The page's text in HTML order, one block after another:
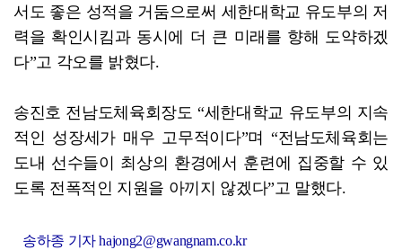
서도 좋은 성적을 거둠으로써 세한대학교 유도부의 저
력을 확인시킴과 동시에 더 큰 미래를 향해 도약하겠
다”고 각오를 밝혔다.
송진호 전남도체육회장도 “세한대학교 유도부의 지속
적인 성장세가 매우 고무적이다”며 “전남도체육회는
도내 선수들이 최상의 환경에서 훈련에 집중할 수 있
도록 전폭적인 지원을 아끼지 않겠다”고 말했다.
송하종 기자 hajong2@gwangnam.co.kr